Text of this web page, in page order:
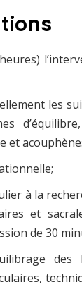
les
et
à la
et
de 30
des